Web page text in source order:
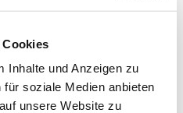
Cookies
Inhalte und Anzeigen zu
soziale Medien anbieten
unsere Website zu
Gesellschaft für